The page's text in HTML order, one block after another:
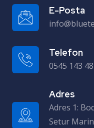
E-Posta
Telefon
0545 143
Adres
Adres 1: Bodrum Milta